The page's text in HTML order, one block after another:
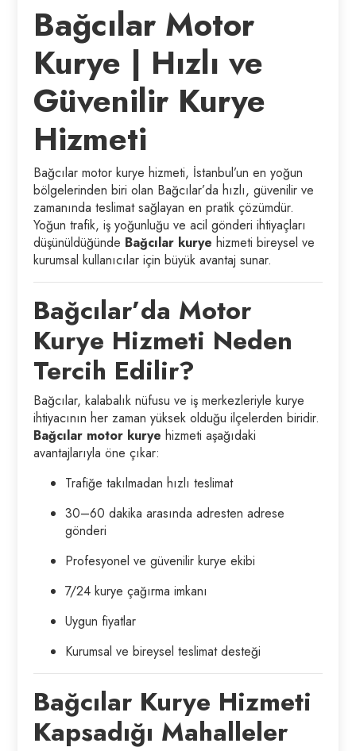
Bağcılar Motor
Kurye | Hızlı ve
Güvenilir Kurye
Hizmeti
Bağcılar motor kurye hizmeti, İstanbul’un en yoğun
bölgelerinden biri olan Bağcılar’da hızlı, güvenilir ve
zamanında teslimat sağlayan en pratik çözümdür.
Yoğun trafik, iş yoğunluğu ve acil gönderi ihtiyaçları
düşünüldüğünde Bağcılar kurye hizmeti bireysel ve
kurumsal kullanıcılar için büyük avantaj sunar.
Bağcılar’da Motor
Kurye Hizmeti Neden
Tercih Edilir?
Bağcılar, kalabalık nüfusu ve iş merkezleriyle kurye
ihtiyacının her zaman yüksek olduğu ilçelerden biridir.
Bağcılar motor kurye hizmeti aşağıdaki
avantajlarıyla öne çıkar:
Trafiğe takılmadan hızlı teslimat
30–60 dakika arasında adresten adrese
gönderi
Profesyonel ve güvenilir kurye ekibi
7/24 kurye çağırma imkanı
Uygun fiyatlar
Kurumsal ve bireysel teslimat desteği
Bağcılar Kurye Hizmeti
Kapsadığı Mahalleler